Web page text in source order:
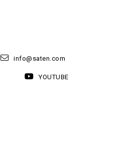
info@saten.com
YOUTUBE